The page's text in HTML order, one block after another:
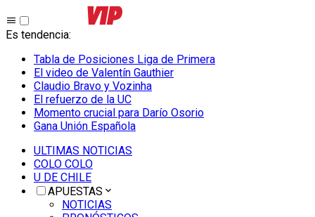
Es tendencia:
Tabla de Posiciones Liga de Primera
El video de Valentín Gauthier
Claudio Bravo y Vozinha
El refuerzo de la UC
Momento crucial para Darío Osorio
Gana Unión Española
ULTIMAS NOTICIAS
COLO COLO
U DE CHILE
APUESTAS
NOTICIAS